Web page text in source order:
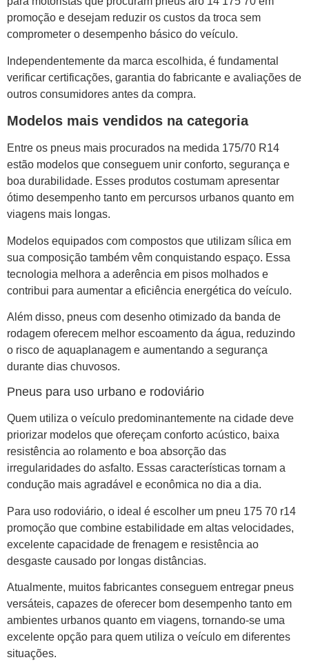
promoção e desejam reduzir os custos da troca sem
comprometer o desempenho básico do veículo.
Independentemente da marca escolhida, é fundamental
verificar certificações, garantia do fabricante e avaliações de
outros consumidores antes da compra.
Modelos mais vendidos na categoria
Entre os pneus mais procurados na medida 175/70 R14
estão modelos que conseguem unir conforto, segurança e
boa durabilidade. Esses produtos costumam apresentar
ótimo desempenho tanto em percursos urbanos quanto em
viagens mais longas.
Modelos equipados com compostos que utilizam sílica em
sua composição também vêm conquistando espaço. Essa
tecnologia melhora a aderência em pisos molhados e
contribui para aumentar a eficiência energética do veículo.
Além disso, pneus com desenho otimizado da banda de
rodagem oferecem melhor escoamento da água, reduzindo
o risco de aquaplanagem e aumentando a segurança
durante dias chuvosos.
Pneus para uso urbano e rodoviário
Quem utiliza o veículo predominantemente na cidade deve
priorizar modelos que ofereçam conforto acústico, baixa
resistência ao rolamento e boa absorção das
irregularidades do asfalto. Essas características tornam a
condução mais agradável e econômica no dia a dia.
Para uso rodoviário, o ideal é escolher um pneu 175 70 r14
promoção que combine estabilidade em altas velocidades,
excelente capacidade de frenagem e resistência ao
desgaste causado por longas distâncias.
Atualmente, muitos fabricantes conseguem entregar pneus
versáteis, capazes de oferecer bom desempenho tanto em
ambientes urbanos quanto em viagens, tornando-se uma
excelente opção para quem utiliza o veículo em diferentes
situações.